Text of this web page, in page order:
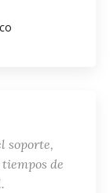
soporte,
de